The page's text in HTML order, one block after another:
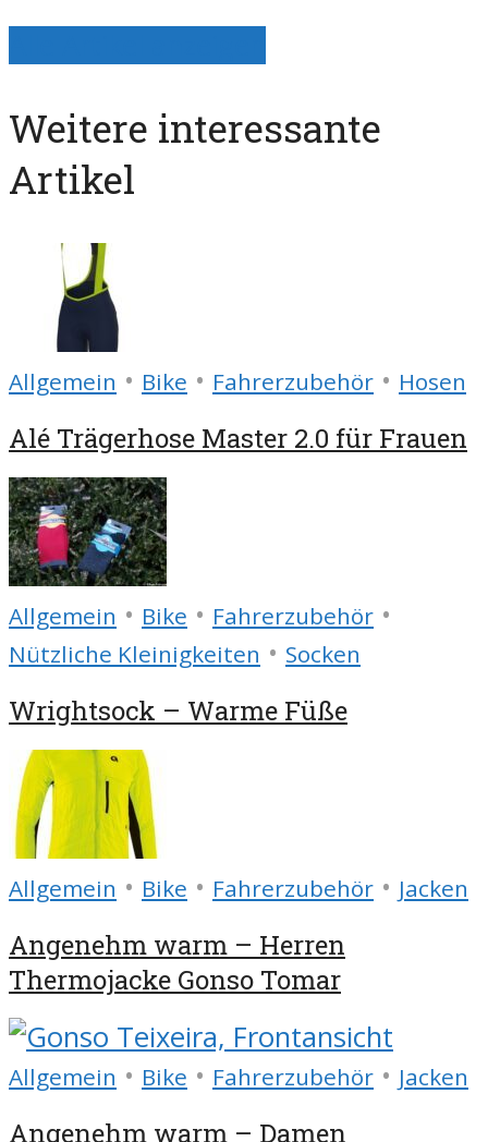
Weitere interessante
Artikel
Allgemein • Bike • Fahrerzubehör • Hosen
Alé Trägerhose Master 2.0 für Frauen
Allgemein • Bike • Fahrerzubehör •
Nützliche Kleinigkeiten • Socken
Wrightsock – Warme Füße
Allgemein • Bike • Fahrerzubehör • Jacken
Angenehm warm – Herren
Thermojacke Gonso Tomar
Allgemein • Bike • Fahrerzubehör • Jacken
Angenehm warm – Damen